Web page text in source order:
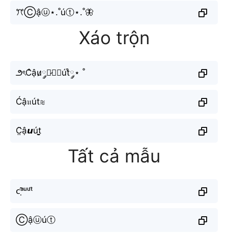
ꔫⒸậⓤ⋆.˚úⓣ⋆.˚🦋
Xáo trộn
౨ৎC̐ậu̷༘⋆̷༘⋆út༘͒⋆ ˚
Ćậ𝔲út≋
C̤̈ậ𝙪út̬̤̯
Tất cả mẫu
ᴄᵃ̣̂ᵘᵘ́ᵗ
Ⓒậⓤúⓣ